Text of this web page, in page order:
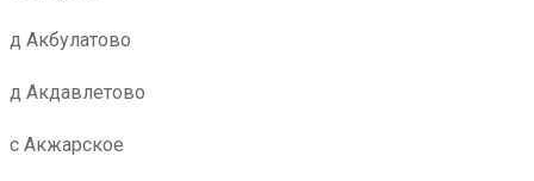
д Акбулатово
д Акдавлетово
с Акжарское